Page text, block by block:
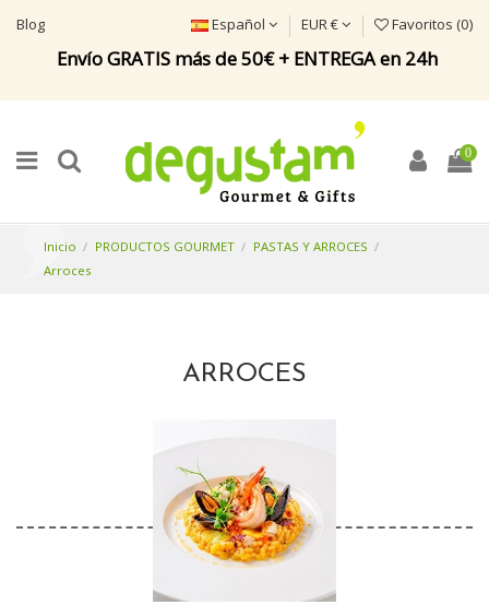
Blog
Envío GRATIS más de 50€ + ENTREGA en 24h
Español EUR € Favoritos (0)
0
Inicio PRODUCTOS GOURMET
PASTAS Y ARROCES
Arroces
ARROCES